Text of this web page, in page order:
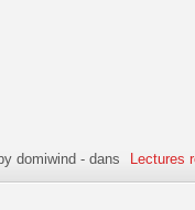
domiwind -dans Lectures